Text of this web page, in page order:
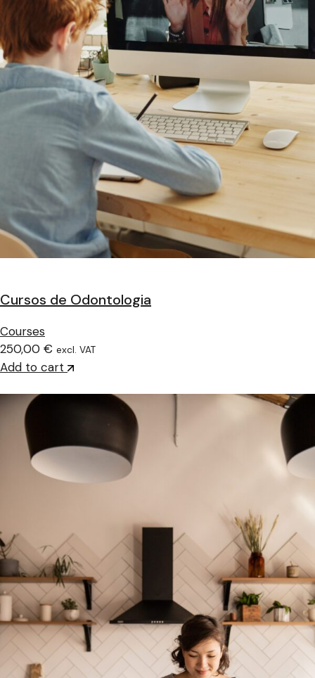
Cursos de Odontologia
Courses
250,00 € excl. VAT
Add to cart